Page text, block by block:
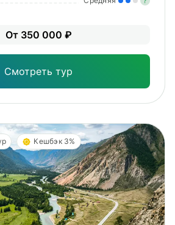
От 350 000 ₽
Смотреть тур
Кешбэк 3%